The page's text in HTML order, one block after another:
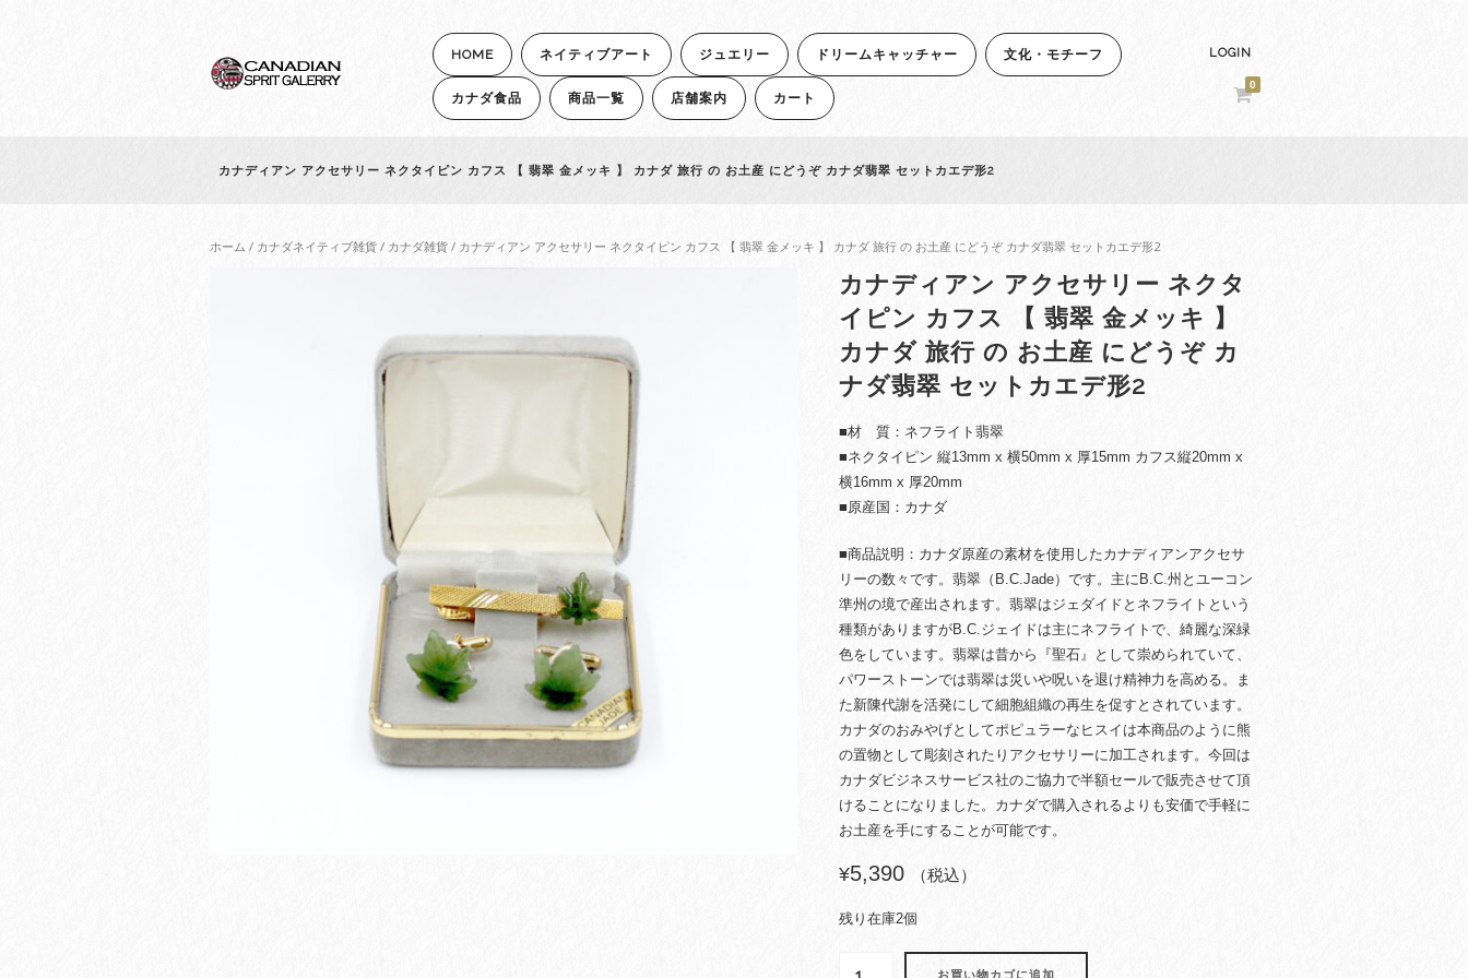
HOME ネイティブアート ジュエリー ドリームキャッチャー 文化・モチーフ
カナダ食品 商品一覧 店舗案内 カート
LOGIN
0
カナディアン アクセサリー ネクタイピン カフス 【 翡翠 金メッキ 】 カナダ 旅行 の お土産 にどうぞ カナダ翡翠 セットカエデ形2
ホーム / カナダネイティブ雑貨 / カナダ雑貨 / カナディアン アクセサリー ネクタイピン カフス 【 翡翠 金メッキ 】 カナダ 旅行 の お土産 にどうぞ カナダ翡翠 セットカエデ形2
カナディアン アクセサリー ネクタ
イピン カフス 【 翡翠 金メッキ 】
カナダ 旅行 の お土産 にどうぞ カ
ナダ翡翠 セットカエデ形2
■材 質：ネフライト翡翠
■ネクタイピン 縦13mm x 横50mm x 厚15mm カフス縦20mm x
横16mm x 厚20mm
■原産国：カナダ
■商品説明：カナダ原産の素材を使用したカナディアンアクセサ
リーの数々です。翡翠（B.C.Jade）です。主にB.C.州とユーコン
準州の境で産出されます。翡翠はジェダイドとネフライトという
種類がありますがB.C.ジェイドは主にネフライトで、綺麗な深緑
色をしています。翡翠は昔から『聖石』として崇められていて、
パワーストーンでは翡翠は災いや呪いを退け精神力を高める。ま
た新陳代謝を活発にして細胞組織の再生を促すとされています。
カナダのおみやげとしてポピュラーなヒスイは本商品のように熊
の置物として彫刻されたりアクセサリーに加工されます。今回は
カナダビジネスサービス社のご協力で半額セールで販売させて頂
けることになりました。カナダで購入されるよりも安価で手軽に
お土産を手にすることが可能です。
¥5,390 （税込）
残り在庫2個